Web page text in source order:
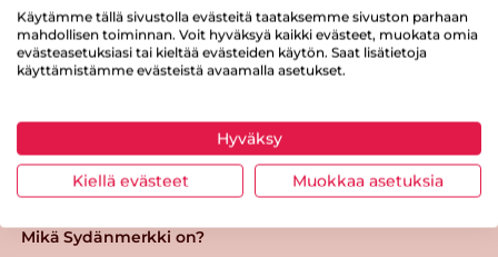
sydanmerkki@sydanliitto.fi
Kuluttajille
Ravintolat
Ruokaideoita
Mikä Sydänmerkki on?
Käytämme tällä sivustolla evästeitä taataksemme sivuston parhaan
mahdollisen toiminnan. Voit hyväksyä kaikki evästeet, muokata omia
evästeasetuksiasi tai kieltää evästeiden käytön. Saat lisätietoja
käyttämistämme evästeistä avaamalla asetukset.
Hyväksy
Kiellä evästeet Muokkaa asetuksia